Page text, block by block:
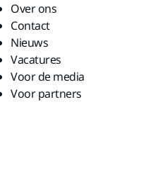
Over ons
Contact
Nieuws
Vacatures
Voor de media
Voor partners